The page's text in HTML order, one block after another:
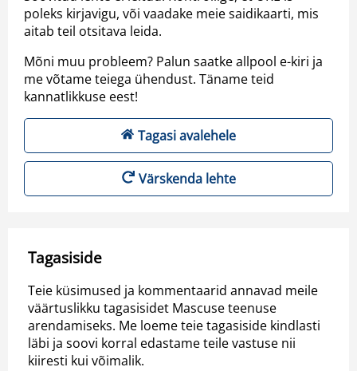
poleks kirjavigu, või vaadake meie saidikaarti, mis
aitab teil otsitava leida.
Mõni muu probleem? Palun saatke allpool e-kiri ja
me võtame teiega ühendust. Täname teid
kannatlikkuse eest!
Tagasi avalehele
Värskenda lehte
Tagasiside
Teie küsimused ja kommentaarid annavad meile
väärtuslikku tagasisidet Mascuse teenuse
arendamiseks. Me loeme teie tagasiside kindlasti
läbi ja soovi korral edastame teile vastuse nii
kiiresti kui võimalik.